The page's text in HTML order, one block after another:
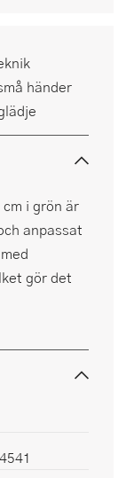
händer
i grön är
anpassat
gör det